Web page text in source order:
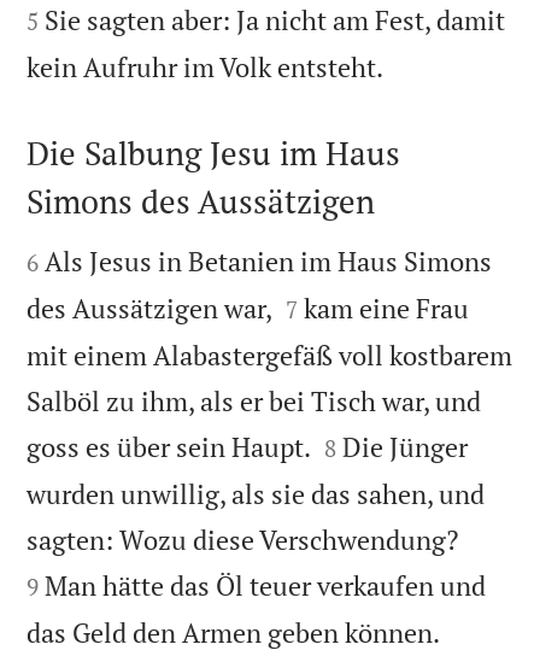
5 Sie sagten aber: Ja nicht am Fest, damit
kein Aufruhr im Volk entsteht.

Die Salbung Jesu im Haus
Simons des Aussätzigen

6 Als Jesus in Betanien im Haus Simons
des Aussätzigen war, 

7 kam eine Frau
mit einem Alabastergefäß voll kostbarem
Salböl zu ihm, als er bei Tisch war, und
goss es über sein Haupt. 

8 Die Jünger
wurden unwillig, als sie das sahen, und
sagten: Wozu diese Verschwendung?
9 Man hätte das Öl teuer verkaufen und
das Geld den Armen geben können.